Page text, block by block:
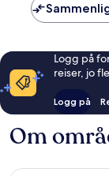
Logg på
reiser, jo
Logg på
Om